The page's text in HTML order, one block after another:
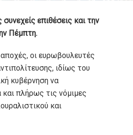
επιθέσεις και την
Πέμπτη.
οι ευρωβουλευτές
ιδίως του
κυβέρνηση να
πλήρως τις νόμιμες
και